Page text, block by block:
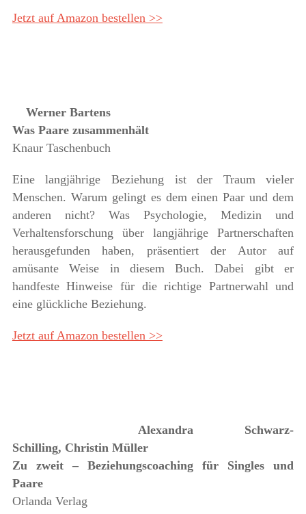
Jetzt auf Amazon bestellen >>
Werner Bartens
Was Paare zusammenhält
Knaur Taschenbuch
Eine langjährige Beziehung ist der Traum vieler
Menschen. Warum gelingt es dem einen Paar und dem
anderen nicht? Was Psychologie, Medizin und
Verhaltensforschung über langjährige Partnerschaften
herausgefunden haben, präsentiert der Autor auf
amüsante Weise in diesem Buch. Dabei gibt er
handfeste Hinweise für die richtige Partnerwahl und
eine glückliche Beziehung.
Jetzt auf Amazon bestellen >>
Alexandra Schwarz-
Schilling, Christin Müller
Zu zweit – Beziehungscoaching für Singles und
Paare
Orlanda Verlag